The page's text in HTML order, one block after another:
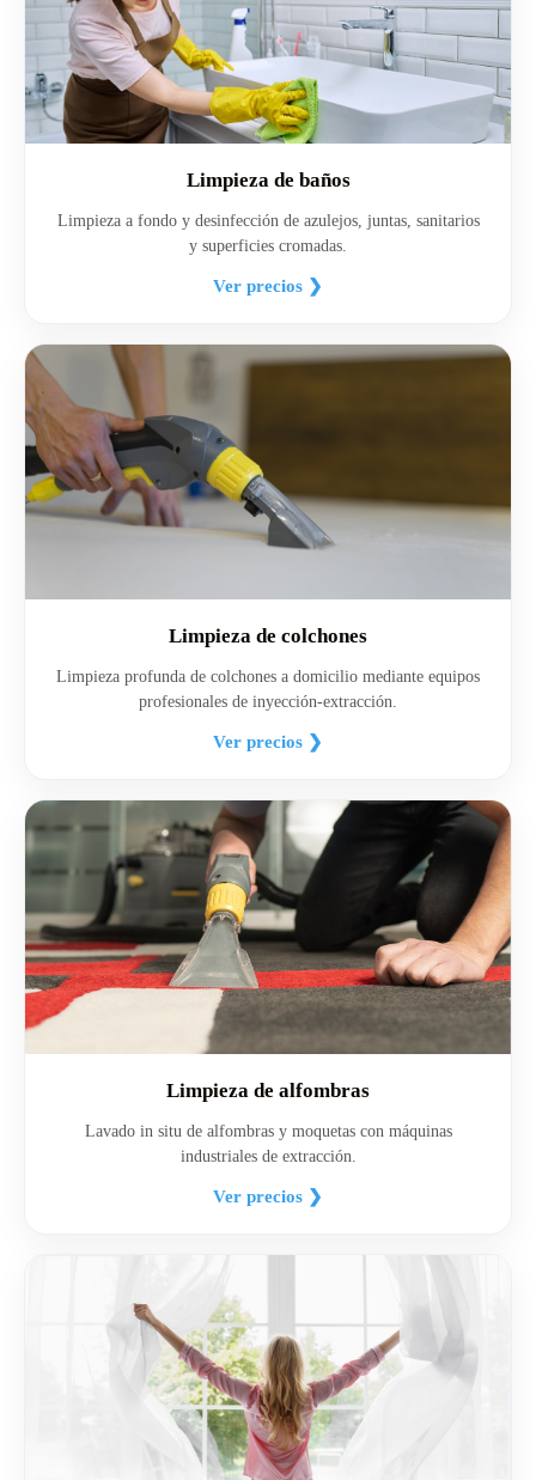
Limpieza de baños
Limpieza a fondo y desinfección de azulejos, juntas, sanitarios
y superficies cromadas.
Ver precios ❯
Limpieza de colchones
Limpieza profunda de colchones a domicilio mediante equipos
profesionales de inyección-extracción.
Ver precios ❯
Limpieza de alfombras
Lavado in situ de alfombras y moquetas con máquinas
industriales de extracción.
Ver precios ❯